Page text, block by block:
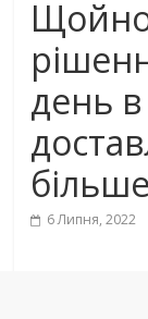
день в
6 Липня, 2022